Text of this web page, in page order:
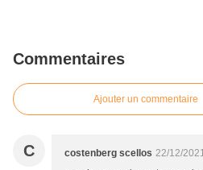
Commentaires
Ajouter un commentaire
C costenberg scellos 22/12/